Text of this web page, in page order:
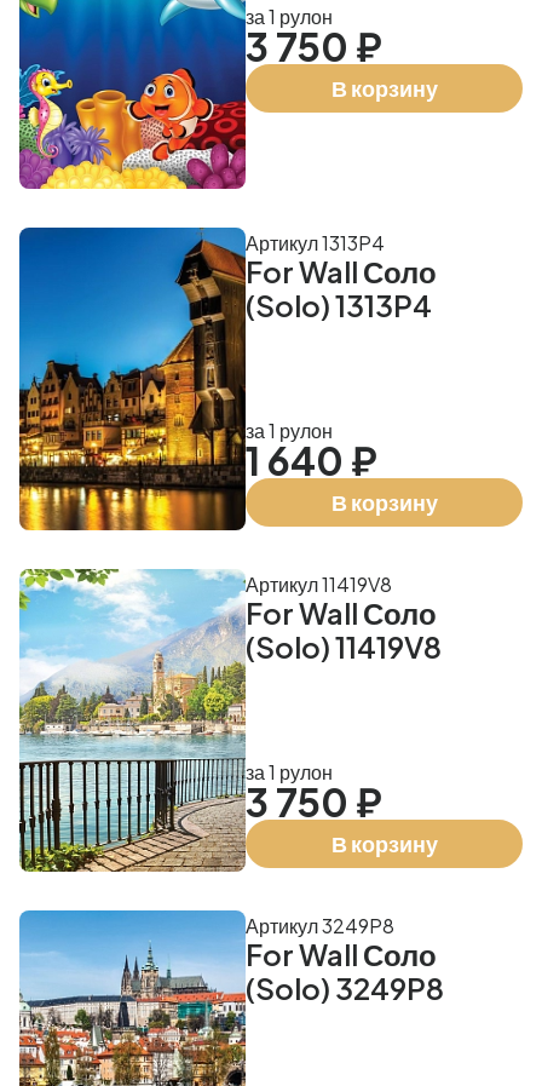
за 1 рулон
3 750 ₽
В корзину
For Wall Соло
(Solo) 1313P4
Артикул 1313P4
за 1 рулон
1 640 ₽
В корзину
For Wall Соло
(Solo) 11419V8
Артикул 11419V8
за 1 рулон
3 750 ₽
В корзину
For Wall Соло
(Solo) 3249P8
Артикул 3249P8